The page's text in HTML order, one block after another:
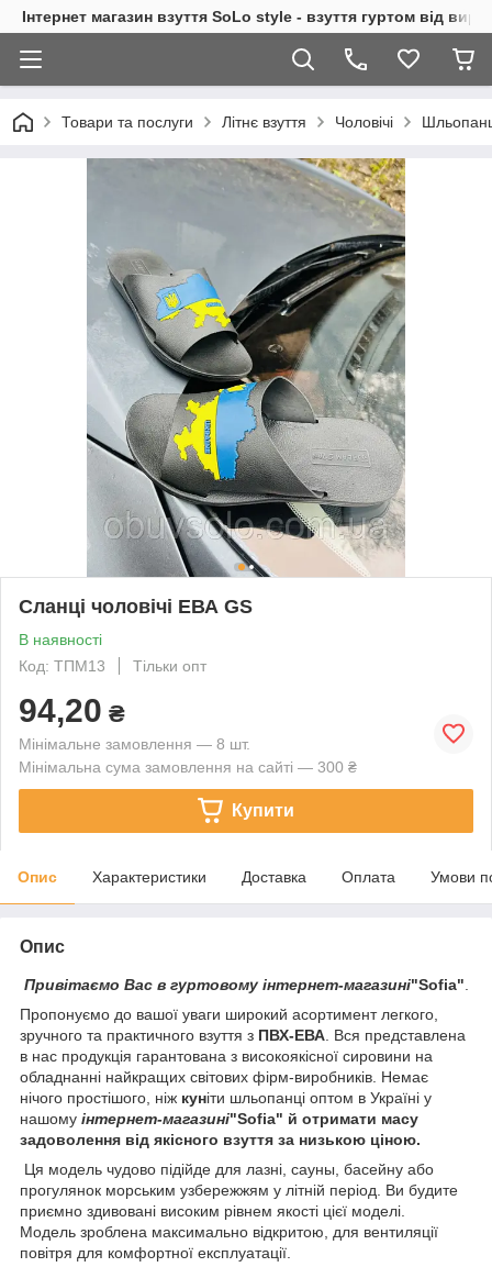
Інтернет магазин взуття SoLo style - взуття гуртом від
Товари та послуги Літнє взуття Чоловічі
Сланці чоловічі ЕВА GS
В наявності
Код: ТПМ13
Тільки опт
94,20 ₴
Мінімальне замовлення — 8 шт.
Мінімальна сума замовлення на сайті — 300 ₴
Купити
Опис Характеристики Доставка Оплата Умови
Опис
Привітаємо Вас в гуртовому інтернет-магазині"Sofia"
Пропонуємо до вашої уваги широкий асортимент легкого,
зручного та практичного взуття з ПВХ-ЕВА . Вся представлена
в нас продукція гарантована з високоякісної сировини на
обладнанні найкращих світових фірм-виробників. Немає
нічого простішого, ніж куніти шльопанці оптом в Україні у
нашому інтернет-магазині"Sofia" й отримати масу
задоволення від якісного взуття за низькою ціною.
Ця модель чудово підійде для лазні, сауны, басейну або
прогулянок морським узбережжям у літній період. Ви будите
приємно здивовані високим рівнем якості цієї моделі.
Модель зроблена максимально відкритою, для вентиляції
повітря для комфортної експлуатації.